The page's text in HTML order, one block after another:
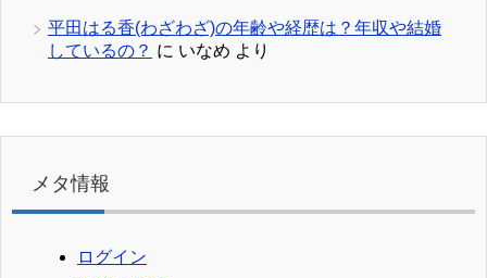
平田はる香(わざわざ)の年齢や経歴は？年収や結婚
しているの？ に いなめ より
メタ情報
ログイン